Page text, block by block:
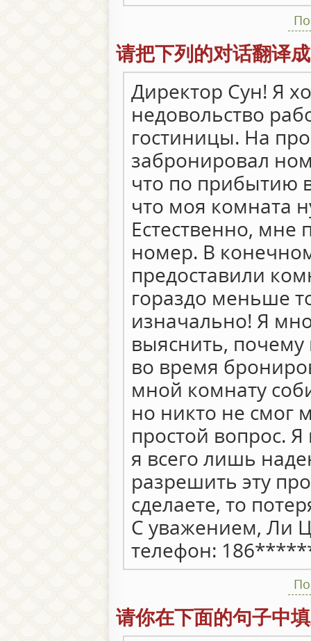
请把下列的对话翻译
Директор Сун! Я
недовольство
гостиницы. На
забронировал
что по прибытию
что моя комната
Естественно,
номер. В
предоставили
гораздо меньше
изначально! Я
выяснить,
во время
мной комнату
но никто не смог
простой вопрос.
я всего лишь
разрешить эту
сделаете, то
С уважением, Ли
телефон:
请你在下面的句子中